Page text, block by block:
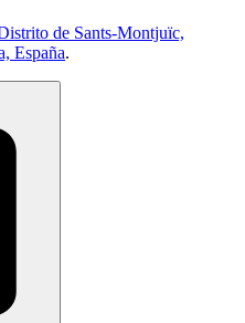
de Sants-Montjuïc,
España.